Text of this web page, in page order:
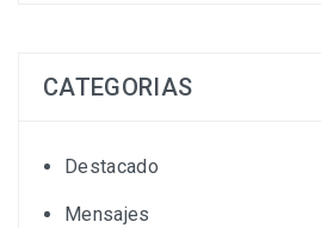
CATEGORIAS
Destacado
Mensajes